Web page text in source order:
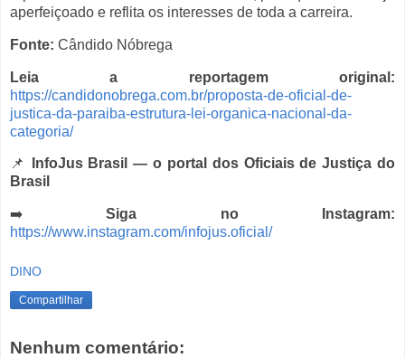
aperfeiçoado e reflita os interesses de toda a carreira.
Fonte: Cândido Nóbrega
Leia a reportagem original:
https://candidonobrega.com.br/proposta-de-oficial-de-
justica-da-paraiba-estrutura-lei-organica-nacional-da-
categoria/
📌
InfoJus Brasil — o portal dos Oficiais de Justiça do
Brasil
➡️Siga no Instagram:
https://www.instagram.com/infojus.oficial/
DINO
Compartilhar
Nenhum comentário: